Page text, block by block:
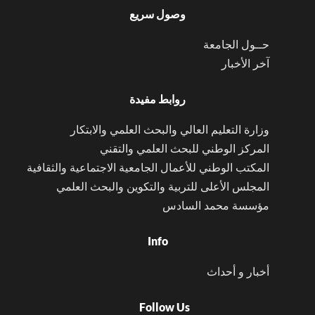
وصول سريع
حــول الجامعة
آخر الأخبار
روابط مفيدة
وزارة التعليم العالي والبحث العلمي والابتكار
المركز الوطني للبحث العلمي والتقني
المكتب الوطني للأعمال الجامعية الاجتماعية والثقافية
المجلس الأعلى للتربية والتكوين والبحث العلمي
مؤسسة محمد السادس
Info
أخبار و أحداث
Follow Us